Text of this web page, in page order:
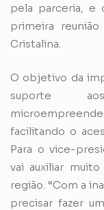
pela parceria, e
primeira
Cristalina.
O objetivo da
suporte
facilitando o
Para o vice-
vai auxiliar
região. “Com a
precisar fazer